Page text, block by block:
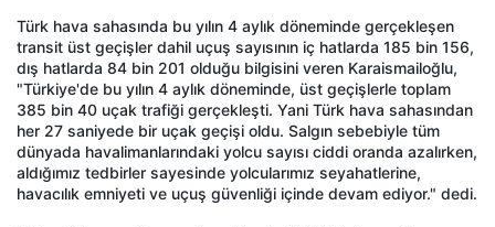
Türk hava sahasında bu yılın 4 aylık döneminde gerçekleşen
transit üst geçişler dahil uçuş sayısının iç hatlarda 185 bin 156,
dış hatlarda 84 bin 201 olduğu bilgisini veren Karaismailoğlu,
"Türkiye'de bu yılın 4 aylık döneminde, üst geçişlerle toplam
385 bin 40 uçak trafiği gerçekleşti. Yani Türk hava sahasından
her 27 saniyede bir uçak geçişi oldu. Salgın sebebiyle tüm
dünyada havalimanlarındaki yolcu sayısı ciddi oranda azalırken,
aldığımız tedbirler sayesinde yolcularımız seyahatlerine,
havacılık emniyeti ve uçuş güvenliği içinde devam ediyor." dedi.